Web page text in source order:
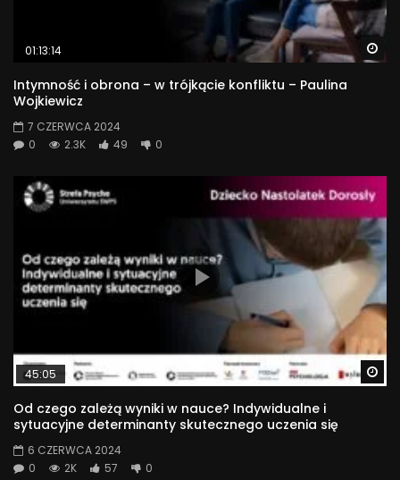
01:13:14
Intymność i obrona – w trójkącie konfliktu – Paulina
Wojkiewicz
7 CZERWCA 2024
0
2.3K 49 0
45:05
Od czego zależą wyniki w nauce? Indywidualne i
sytuacyjne determinanty skutecznego uczenia się
6 CZERWCA 2024
0
2K 57 0